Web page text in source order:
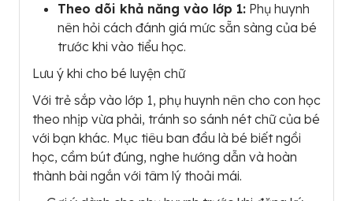
Theo dõi khả năng vào lớp 1: Phụ huynh
nên hỏi cách đánh giá mức sẵn sàng của bé
trước khi vào tiểu học.
Lưu ý khi cho bé luyện chữ
Với trẻ sắp vào lớp 1, phụ huynh nên cho con học
theo nhịp vừa phải, tránh so sánh nét chữ của bé
với bạn khác. Mục tiêu ban đầu là bé biết ngồi
học, cầm bút đúng, nghe hướng dẫn và hoàn
thành bài ngắn với tâm lý thoải mái.